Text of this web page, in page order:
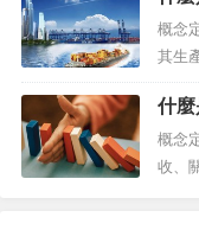
品時
備、
口是
概念
其生
程。
引外
國民
好處
什麼
點
概念
收、